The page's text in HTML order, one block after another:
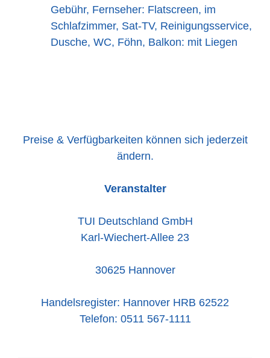
Gebühr, Fernseher: Flatscreen, im
Schlafzimmer, Sat-TV, Reinigungsservice,
Dusche, WC, Föhn, Balkon: mit Liegen
Preise & Verfügbarkeiten können sich jederzeit
ändern.
Veranstalter
TUI Deutschland GmbH
Karl-Wiechert-Allee 23
30625 Hannover
Handelsregister: Hannover HRB 62522
Telefon: 0511 567-1111